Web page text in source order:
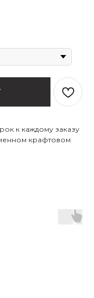
к каждому заказу
крафтовом